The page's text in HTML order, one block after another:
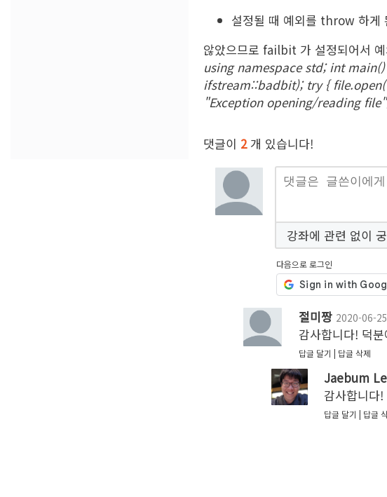
설정될 때 예외를 throw 하게
않았으므로 failbit 가 설정되어서
using namespace std; int
ifstream::badbit); try {
"Exception opening/reading
댓글이 2개 있습니다!
강좌에 관련 없이
다음으로 로그인
절미짱 2020-06-
감사합니다! 덕
답글 달기 답글 삭제
Jaebum
감사합니다!
답글 달기 답글